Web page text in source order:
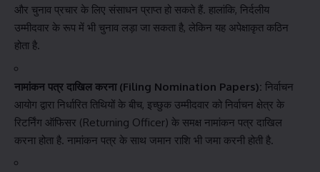
और चुनाव प्रचार के लिए संसाधन प्राप्त हो सकते हैं. हालांकि, निर्दलीय
उम्मीदवार के रूप में भी चुनाव लड़ा जा सकता है, लेकिन यह अपेक्षाकृत कठिन
होता है.
नामांकन पत्र दाखिल करना (Filing Nomination Papers): निर्वाचन
आयोग द्वारा निर्धारित तिथियों के बीच, इच्छुक उम्मीदवार को निर्वाचन क्षेत्र के
रिटर्निंग ऑफिसर (Returning Officer) के समक्ष नामांकन पत्र दाखिल
करना होता है. नामांकन पत्र के साथ जमान राशि भी जमा करनी होती है.